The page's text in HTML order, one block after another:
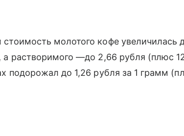
молотого кофе увеличилась
а растворимого —до 2,66 рубля (плюс
подорожал до 1,26 рубля за 1 грамм